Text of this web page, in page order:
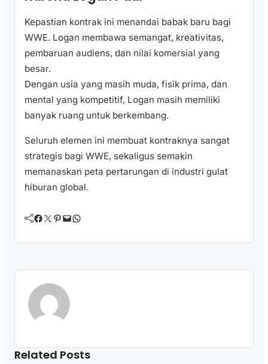
Kepastian kontrak ini menandai babak baru bagi
WWE. Logan membawa semangat, kreativitas,
pembaruan audiens, dan nilai komersial yang
besar.
Dengan usia yang masih muda, fisik prima, dan
mental yang kompetitif, Logan masih memiliki
banyak ruang untuk berkembang.
Seluruh elemen ini membuat kontraknya sangat
strategis bagi WWE, sekaligus semakin
memanaskan peta pertarungan di industri gulat
hiburan global.
Facebook Twitter Pinterest Mail WhatsApp
Related Posts